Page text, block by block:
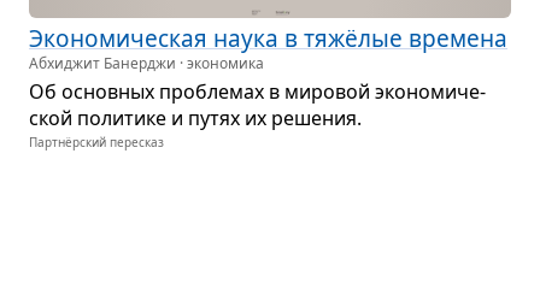
Эко­но­ми­че­ская наука в тяжёлые вре­мена
Абхиджит Банерджи · экономика
Об основ­ных про­бле­мах в миро­вой эко­но­ми­че­
ской поли­тике и путях их реше­ния.
Партнёрский пересказ